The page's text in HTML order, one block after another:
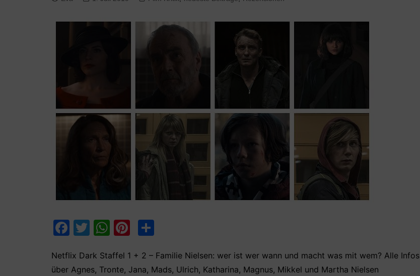
F
c
T
itt
W
at
Pi
er le
Netflix Dark Staffel 1 + 2 – Familie Nielsen: wer ist wer wann und macht was mit wem? Alle Infos
über Agnes, Tronte, Jana, Mads, Ulrich, Katharina, Magnus, Mikkel und Martha Nielsen